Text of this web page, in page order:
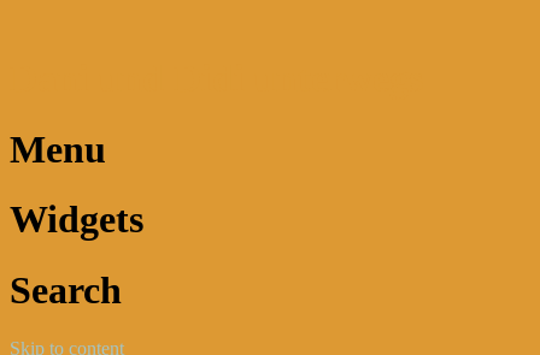
Menu
Widgets
Search
Skip to content